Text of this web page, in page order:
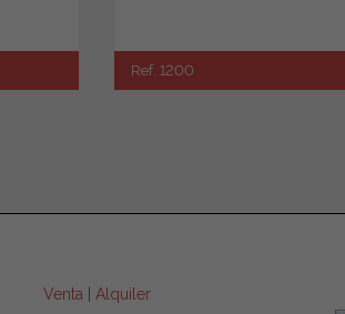
Ref. 1200
Venta| Alquiler